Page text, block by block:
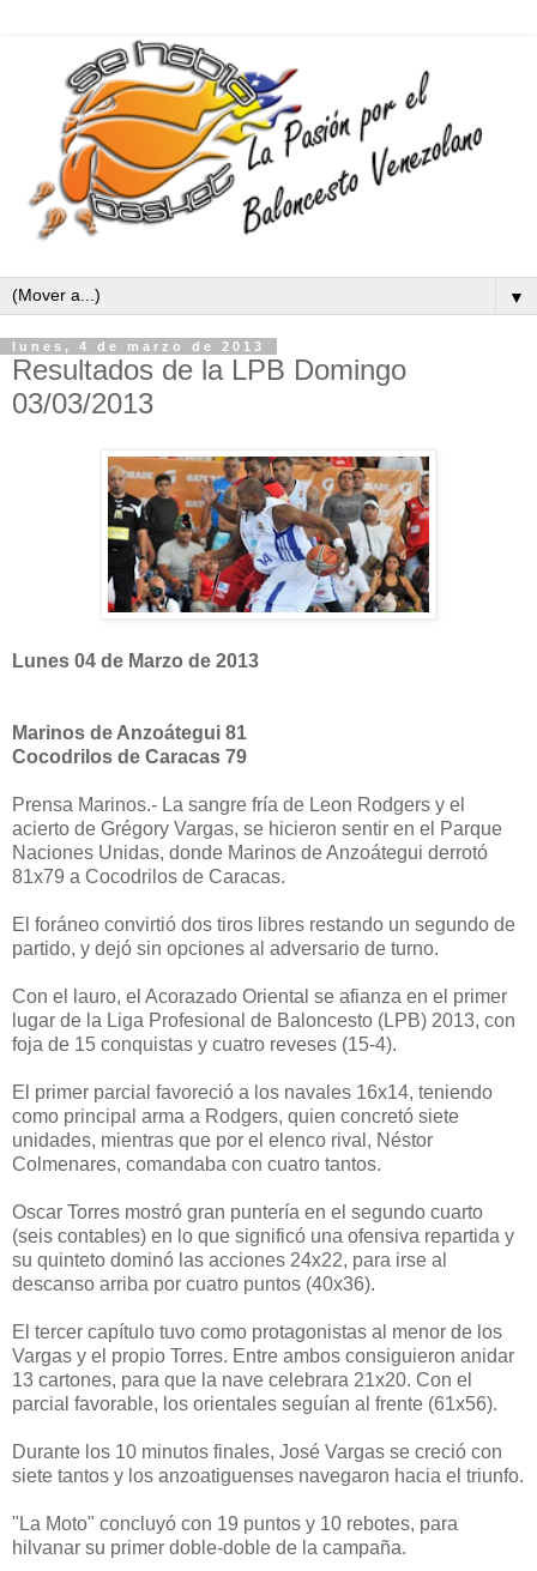
▼
lunes, 4 de marzo de 2013
Resultados de la LPB Domingo
03/03/2013
Lunes 04 de Marzo de 2013
Marinos de Anzoátegui 81
Cocodrilos de Caracas 79
Prensa Marinos.- La sangre fría de Leon Rodgers y el
acierto de Grégory Vargas, se hicieron sentir en el Parque
Naciones Unidas, donde Marinos de Anzoátegui derrotó
81x79 a Cocodrilos de Caracas.
El foráneo convirtió dos tiros libres restando un segundo de
partido, y dejó sin opciones al adversario de turno.
Con el lauro, el Acorazado Oriental se afianza en el primer
lugar de la Liga Profesional de Baloncesto (LPB) 2013, con
foja de 15 conquistas y cuatro reveses (15-4).
El primer parcial favoreció a los navales 16x14, teniendo
como principal arma a Rodgers, quien concretó siete
unidades, mientras que por el elenco rival, Néstor
Colmenares, comandaba con cuatro tantos.
Oscar Torres mostró gran puntería en el segundo cuarto
(seis contables) en lo que significó una ofensiva repartida y
su quinteto dominó las acciones 24x22, para irse al
descanso arriba por cuatro puntos (40x36).
El tercer capítulo tuvo como protagonistas al menor de los
Vargas y el propio Torres. Entre ambos consiguieron anidar
13 cartones, para que la nave celebrara 21x20. Con el
parcial favorable, los orientales seguían al frente (61x56).
Durante los 10 minutos finales, José Vargas se creció con
siete tantos y los anzoatiguenses navegaron hacia el triunfo.
"La Moto" concluyó con 19 puntos y 10 rebotes, para
hilvanar su primer doble-doble de la campaña.